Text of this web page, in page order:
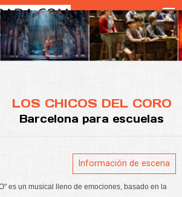
LOS CHICOS DEL CORO
Barcelona para escuelas
Información de escena
es un musical lleno de emociones, basado en la